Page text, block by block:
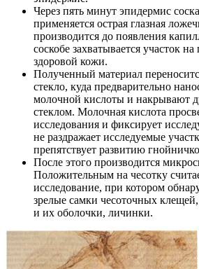
Через пять минут эпидермис
применяется острая глазная
производится до появления
соскобе захватывается участок
здоровой кожи.
Полученный материал
стекло, куда предварительно
молочной кислоты и накрывают
стеклом. Молочная кислота
исследования и фиксирует
не раздражает исследуемые
препятствует развитию
После этого производится
Положительным на чесотку
исследование, при котором
зрелые самки чесоточных
и их оболочки, личинки.